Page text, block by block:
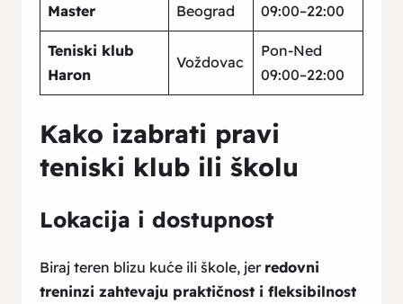
Master
Beograd
09:00–22:00
Teniski klub
Haron
Voždovac
Pon-Ned
09:00–22:00
Kako izabrati pravi
teniski klub ili školu
Lokacija i dostupnost
Biraj teren blizu kuće ili škole, jer redovni
treninzi zahtevaju praktičnost i fleksibilnost